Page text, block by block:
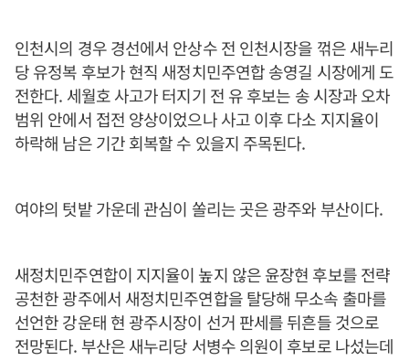
인천시의 경우 경선에서 안상수 전 인천시장을 꺾은 새누리
당 유정복 후보가 현직 새정치민주연합 송영길 시장에게 도
전한다. 세월호 사고가 터지기 전 유 후보는 송 시장과 오차
범위 안에서 접전 양상이었으나 사고 이후 다소 지지율이
하락해 남은 기간 회복할 수 있을지 주목된다.
여야의 텃밭 가운데 관심이 쏠리는 곳은 광주와 부산이다.
새정치민주연합이 지지율이 높지 않은 윤장현 후보를 전략
공천한 광주에서 새정치민주연합을 탈당해 무소속 출마를
선언한 강운태 현 광주시장이 선거 판세를 뒤흔들 것으로
전망된다. 부산은 새누리당 서병수 의원이 후보로 나섰는데